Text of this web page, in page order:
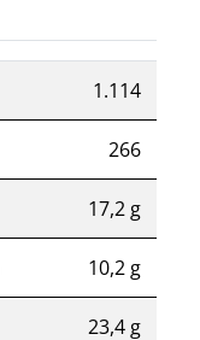
1.114
266
17,2 g
10,2 g
23,4 g